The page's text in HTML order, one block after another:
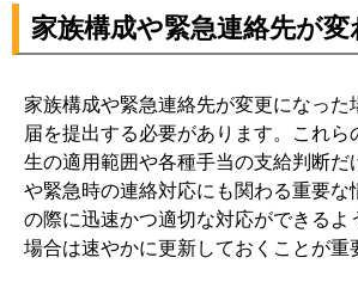
家族構成や緊急連絡先が
家族構成や緊急連絡先が変更になった
届を提出する必要があります。これら
生の適用範囲や各種手当の支給判断だ
や緊急時の連絡対応にも関わる重要な
の際に迅速かつ適切な対応ができるよ
場合は速やかに更新しておくことが重